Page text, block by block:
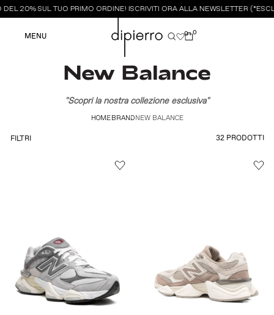
20% SUL TUO PRIMO ORDINE! ISCRIVITI ORA ALLA NEWSLETTER
MENU 0 0
New Balance
"Scopri la nostra collezione esclusiva"
HOME BRAND NEW BALANCE
FILTRI 32 PRODOTTI